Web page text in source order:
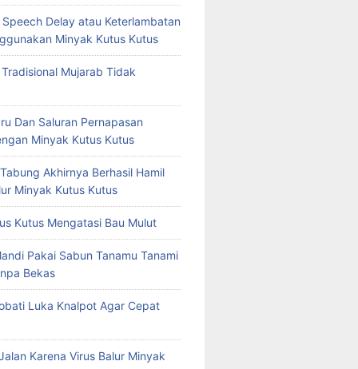
Delay atau Keterlambatan
Minyak Kutus Kutus
Mujarab Tidak
Dan Saluran Pernapasan
Minyak Kutus Kutus
Akhirnya Berhasil Hamil
Minyak Kutus Kutus
Kutus Mengatasi Bau Mulut
Pakai Sabun Tanamu Tanami
Bekas
Luka Knalpot Agar Cepat
Karena Virus Balur Minyak